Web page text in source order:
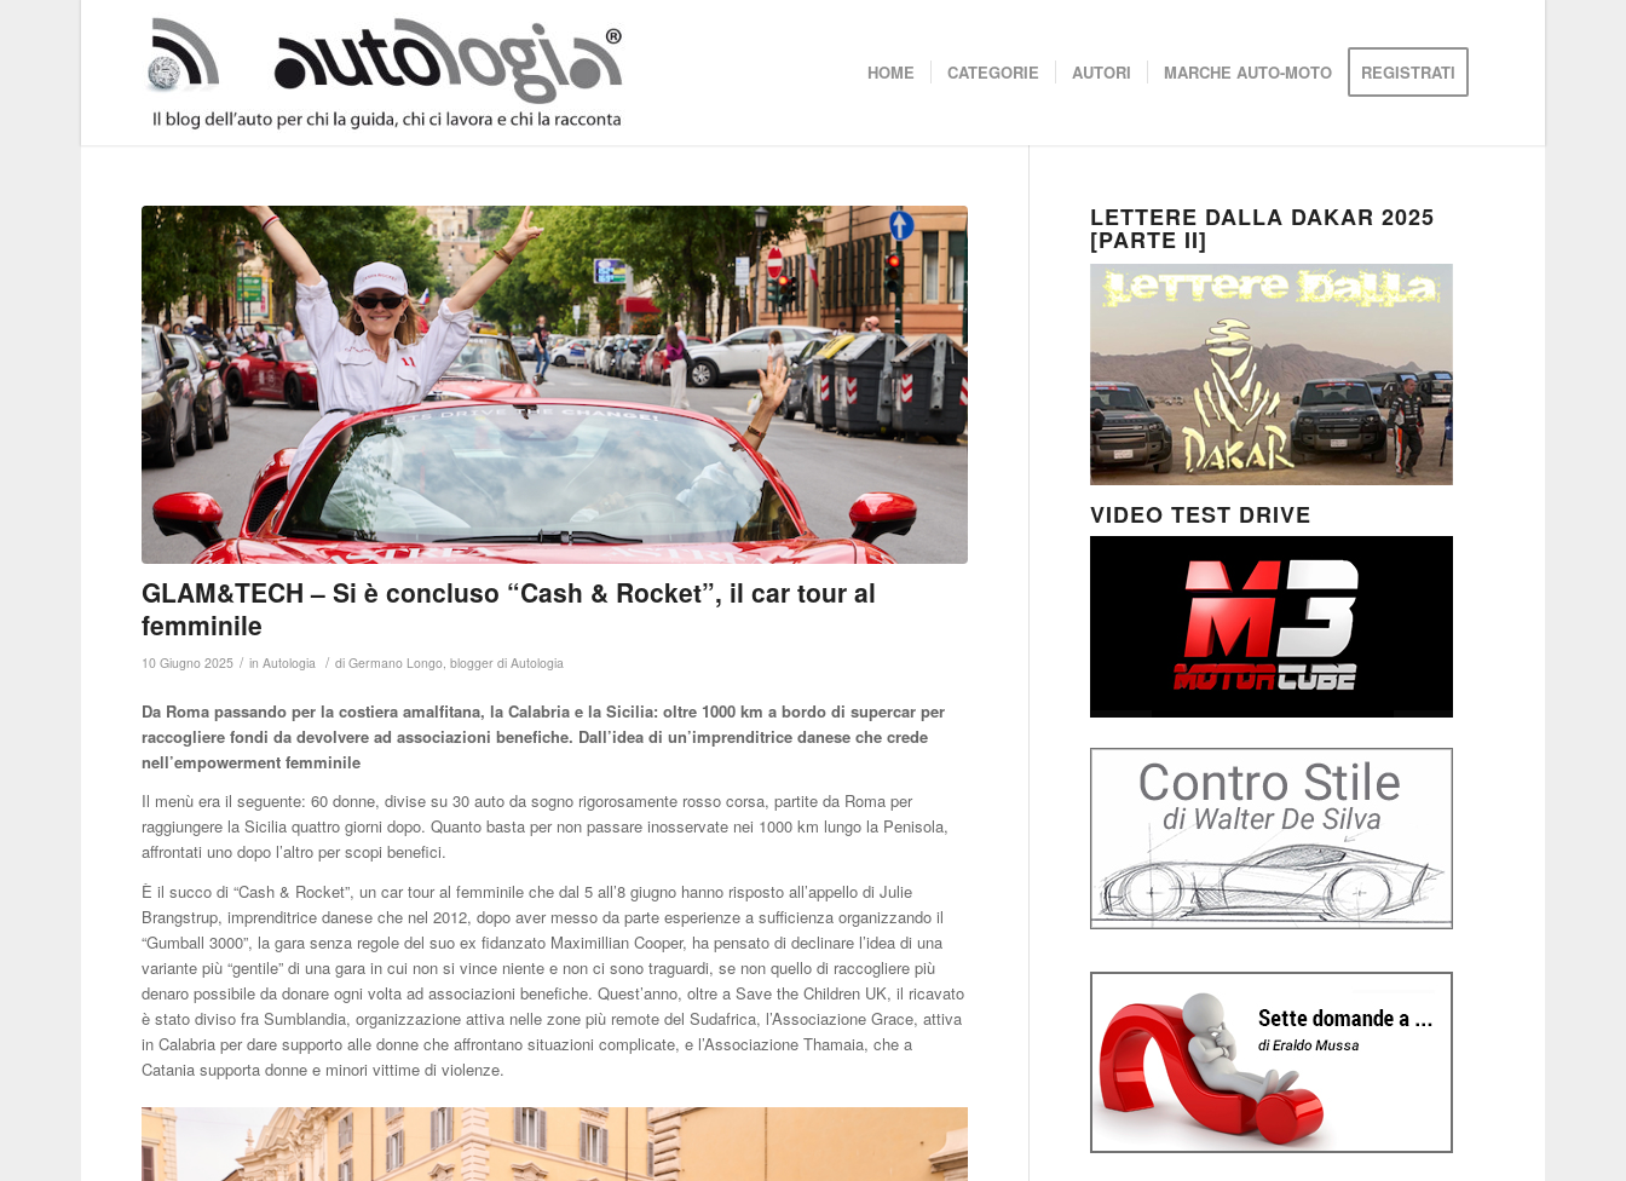
HOME CATEGORIE AUTORI MARCHE AUTO-MOTO REGISTRATI
GLAM&TECH – Si è concluso “Cash & Rocket”, il car tour al
femminile
10 Giugno 2025 / inAutologia / diGermano Longo, blogger di Autologia
Da Roma passando per la costiera amalfitana, la Calabria e la Sicilia: oltre 1000 km a bordo di supercar per
raccogliere fondi da devolvere ad associazioni benefiche. Dall’idea di un’imprenditrice danese che crede
nell’empowerment femminile
Il menù era il seguente: 60 donne, divise su 30 auto da sogno rigorosamente rosso corsa, partite da Roma per
raggiungere la Sicilia quattro giorni dopo. Quanto basta per non passare inosservate nei 1000 km lungo la Penisola,
affrontati uno dopo l’altro per scopi benefici.
È il succo di “Cash & Rocket”, un car tour al femminile che dal 5 all’8 giugno hanno risposto all’appello di Julie
Brangstrup, imprenditrice danese che nel 2012, dopo aver messo da parte esperienze a sufficienza organizzando il
“Gumball 3000”, la gara senza regole del suo ex fidanzato Maximillian Cooper, ha pensato di declinare l’idea di una
variante più “gentile” di una gara in cui non si vince niente e non ci sono traguardi, se non quello di raccogliere più
denaro possibile da donare ogni volta ad associazioni benefiche. Quest’anno, oltre a Save the Children UK, il ricavato
è stato diviso fra Sumblandia, organizzazione attiva nelle zone più remote del Sudafrica, l’Associazione Grace, attiva
in Calabria per dare supporto alle donne che affrontano situazioni complicate, e l’Associazione Thamaia, che a
Catania supporta donne e minori vittime di violenze.
LETTERE DALLA DAKAR 2025
[PARTE II]
VIDEO TEST DRIVE